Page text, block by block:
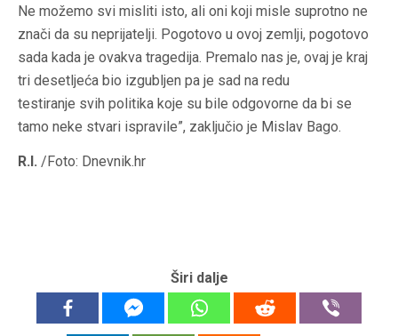
Ne možemo svi misliti isto, ali oni koji misle suprotno ne
znači da su neprijatelji. Pogotovo u ovoj zemlji, pogotovo
sada kada je ovakva tragedija. Premalo nas je, ovaj je kraj
tri desetljeća bio izgubljen pa je sad na redu
testiranje svih politika koje su bile odgovorne da bi se
tamo neke stvari ispravile”, zaključio je Mislav Bago.
R.I. /Foto: Dnevnik.hr
Širi dalje